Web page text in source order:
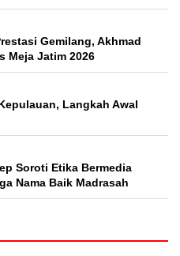
Gemilang, Akhmad
Meja Jatim 2026
Langkah Awal
Soroti Etika Bermedia
Nama Baik Madrasah